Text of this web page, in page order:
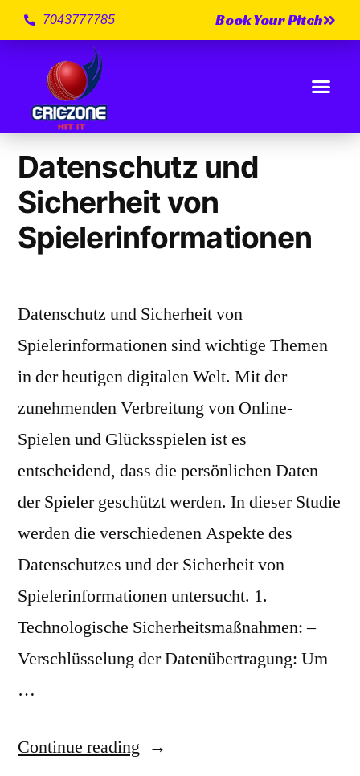
7043777785 Book Your Pitch
Category Archives:
Datenschutz und
Sicherheit von
Spielerinformationen
Datenschutz und Sicherheit von
Spielerinformationen sind wichtige Themen
in der heutigen digitalen Welt. Mit der
zunehmenden Verbreitung von Online-
Spielen und Glücksspielen ist es
entscheidend, dass die persönlichen Daten
der Spieler geschützt werden. In dieser Studie
werden die verschiedenen Aspekte des
Datenschutzes und der Sicherheit von
Spielerinformationen untersucht. 1.
Technologische Sicherheitsmaßnahmen: –
Verschlüsselung der Datenübertragung: Um
…
Continue reading